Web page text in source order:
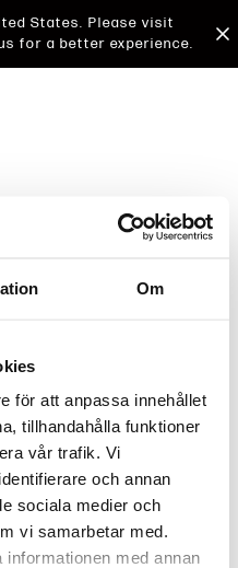
Om
för att anpassa innehållet
tillhandahålla funktioner
vår trafik. Vi
och annan
sociala medier och
vi samarbetar med.
med annan
States. Please visit
for a better experience.
An error report has
the website. If the
waiting a moment or
browser.
may also help in some